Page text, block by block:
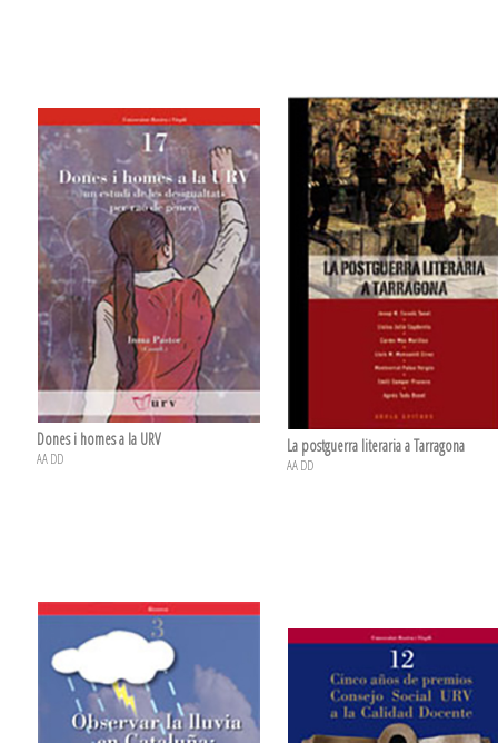
Dones i homes a la URV
AA DD
La postguerra literaria a Tarragona
AA DD